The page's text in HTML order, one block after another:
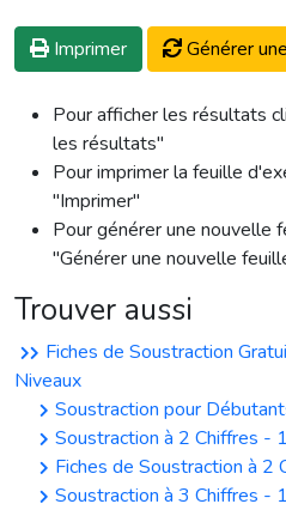
Imprimer Générer
Pour afficher les résultats
les résultats"
Pour imprimer la feuille
"Imprimer"
Pour générer une nouvelle
"Générer une nouvelle
Trouver aussi
Fiches de Soustraction
Niveaux
Soustraction pour
Soustraction à 2 Chiffres -
Fiches de Soustraction à 2
Soustraction à 3 Chiffres -